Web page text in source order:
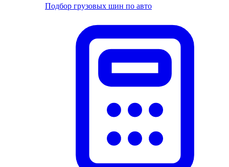
Подбор грузовых шин по авто